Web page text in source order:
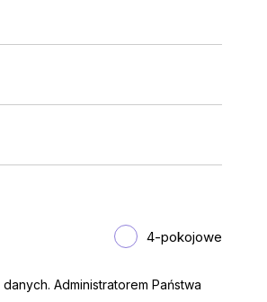
4-pokojowe
Administratorem Państwa